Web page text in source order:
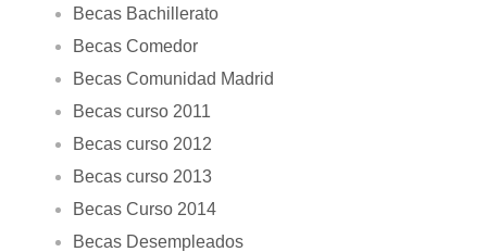
Becas Bachillerato
Becas Comedor
Becas Comunidad Madrid
Becas curso 2011
Becas curso 2012
Becas curso 2013
Becas Curso 2014
Becas Desempleados